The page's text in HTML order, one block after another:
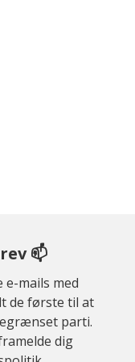
📫
e-mails med
de første til at
parti.
dig